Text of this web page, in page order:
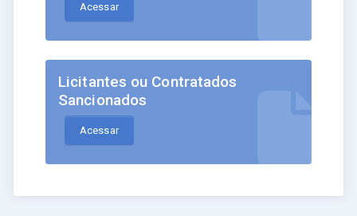
Acessar
Licitantes ou Contratados
Sancionados
Acessar